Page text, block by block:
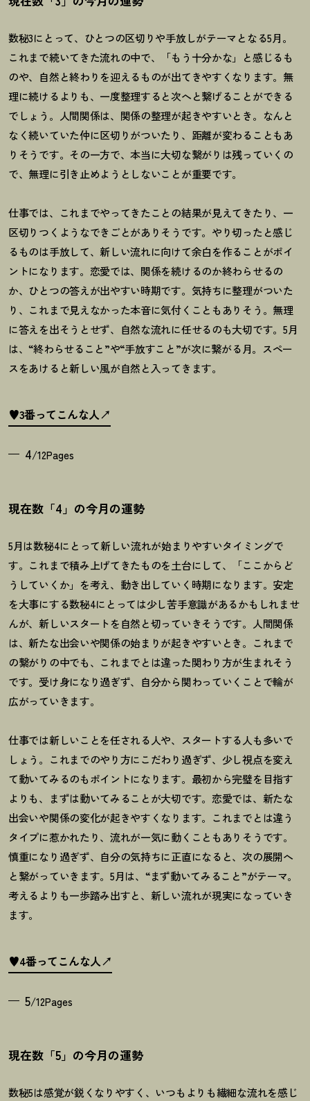
数秘3にとって、ひとつの区切りや手放しがテーマとなる5月。
これまで続いてきた流れの中で、「もう十分かな」と感じるも
のや、自然と終わりを迎えるものが出てきやすくなります。無
理に続けるよりも、一度整理すると次へと繋げることができる
でしょう。人間関係は、関係の整理が起きやすいとき。なんと
なく続いていた仲に区切りがついたり、距離が変わることもあ
りそうです。その一方で、本当に大切な繋がりは残っていくの
で、無理に引き止めようとしないことが重要です。
仕事では、これまでやってきたことの結果が見えてきたり、一
区切りつくようなできごとがありそうです。やり切ったと感じ
るものは手放して、新しい流れに向けて余白を作ることがポイ
ントになります。恋愛では、関係を続けるのか終わらせるの
か、ひとつの答えが出やすい時期です。気持ちに整理がついた
り、これまで見えなかった本音に気付くこともありそう。無理
に答えを出そうとせず、自然な流れに任せるのも大切です。 5月
は、“終わらせること”や“手放すこと”が次に繋がる月。スペー
スをあけると新しい風が自然と入ってきます。
♥3番ってこんな人
4/12Pages
現在数「4」の今月の運勢
5月は数秘4にとって新しい流れが始まりやすいタイミングで
す。これまで積み上げてきたものを土台にして、「ここからど
うしていくか」を考え、動き出していく時期になります。安定
を大事にする数秘4にとっては少し苦手意識があるかもしれませ
んが、新しいスタートを自然と切っていきそうです。人間関係
は、新たな出会いや関係の始まりが起きやすいとき。これまで
の繋がりの中でも、これまでとは違った関わり方が生まれそう
です。受け身になり過ぎず、自分から関わっていくことで輪が
広がっていきます。
仕事では新しいことを任される人や、スタートする人も多いで
しょう。これまでのやり方にこだわり過ぎず、少し視点を変え
て動いてみるのもポイントになります。最初から完璧を目指す
よりも、まずは動いてみることが大切です。恋愛では、新たな
出会いや関係の変化が起きやすくなります。これまでとは違う
タイプに惹かれたり、流れが一気に動くこともありそうです。
慎重になり過ぎず、自分の気持ちに正直になると、次の展開へ
と繋がっていきます。 5月は、 “まず動いてみること”がテーマ。
考えるよりも一歩踏み出すと、新しい流れが現実になっていき
ます。
♥4番ってこんな人
5/12Pages
現在数「5」の今月の運勢
数秘5は感覚が鋭くなりやすく、いつもよりも繊細な流れを感じ